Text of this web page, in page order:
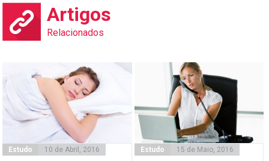
Artigos
Relacionados
Estudo 10 de Abril, 2016 Estudo 15 de Maio, 2016